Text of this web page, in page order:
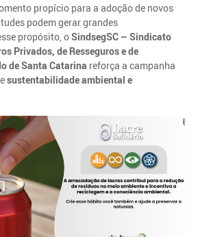
propício para a adoção de novos
podem gerar grandes
propósito, oSindsegSC – Sindicato
Privados, de Resseguros e de
de Santa Catarina reforça a campanha
sustentabilidade ambiental e